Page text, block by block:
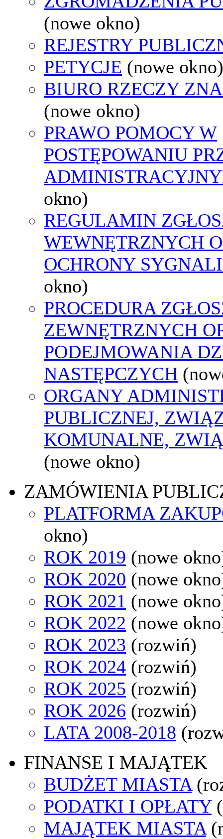
(nowe okno)
REJESTRY
PETYCJE (nowe okno)
BIURO RZECZY
(nowe okno)
PRAWO POMOCY W
POSTĘPOWANIU
okno)
REGULAMIN
WEWNĘTRZNYCH
OCHRONY
okno)
PROCEDURA
ZEWNĘTRZNYCH
PODEJMOWANIA
NASTĘPCZYCH
ORGANY
PUBLICZNEJ,
KOMUNALNE,
(nowe okno)
ZAMÓWIENIA
PLATFORMA
okno)
ROK 2019 (nowe
ROK 2020 (nowe
ROK 2021 (nowe
ROK 2022 (nowe
ROK 2023 (rozwiń)
ROK 2024 (rozwiń)
ROK 2025 (rozwiń)
ROK 2026 (rozwiń)
LATA 2008-2018
FINANSE I MAJĄTEK
BUDŻET MIASTA
PODATKI I OPŁATY
MAJĄTEK MIASTA